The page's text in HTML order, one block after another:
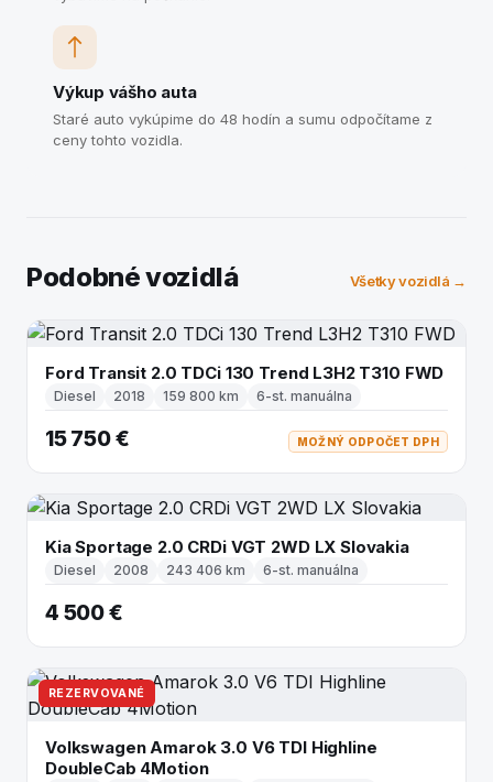
Výkup vášho auta
Staré auto vykúpime do 48 hodín a sumu odpočítame z
ceny tohto vozidla.
Podobné vozidlá Všetky vozidlá →
Ford Transit 2.0 TDCi 130 Trend L3H2 T310 FWD
Diesel 2018 159 800 km 6-st. manuálna
15 750 € MOŽNÝ ODPOČET DPH
Kia Sportage 2.0 CRDi VGT 2WD LX Slovakia
Diesel 2008 243 406 km 6-st. manuálna
4 500 €
REZERVOVANÉ
Volkswagen Amarok 3.0 V6 TDI Highline
DoubleCab 4Motion